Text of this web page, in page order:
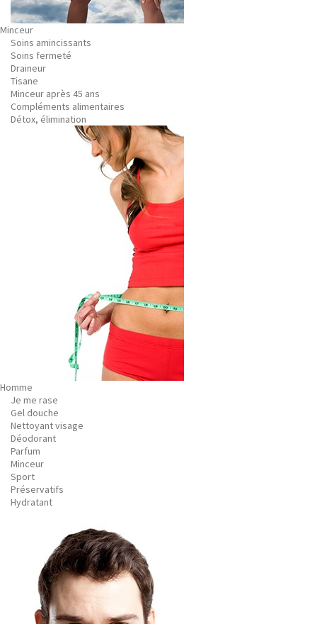
Minceur
Soins amincissants
Soins fermeté
Draineur
Tisane
Minceur après 45 ans
Compléments alimentaires
Détox, élimination
Homme
Je me rase
Gel douche
Nettoyant visage
Déodorant
Parfum
Minceur
Sport
Préservatifs
Hydratant